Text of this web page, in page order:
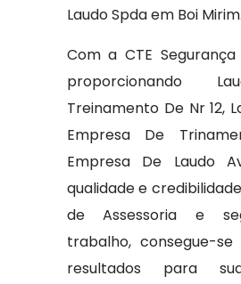
Laudo Spda em Boi Mirim.
Com a CTE
proporcionando
Treinamento De Nr 12,
Empresa De
Empresa De Laudo
qualidade e
de Assessoria e
trabalho, consegue-se
resultados para